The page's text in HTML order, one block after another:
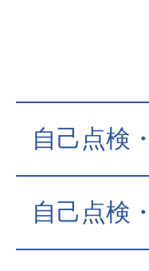
自己点検
自己点検